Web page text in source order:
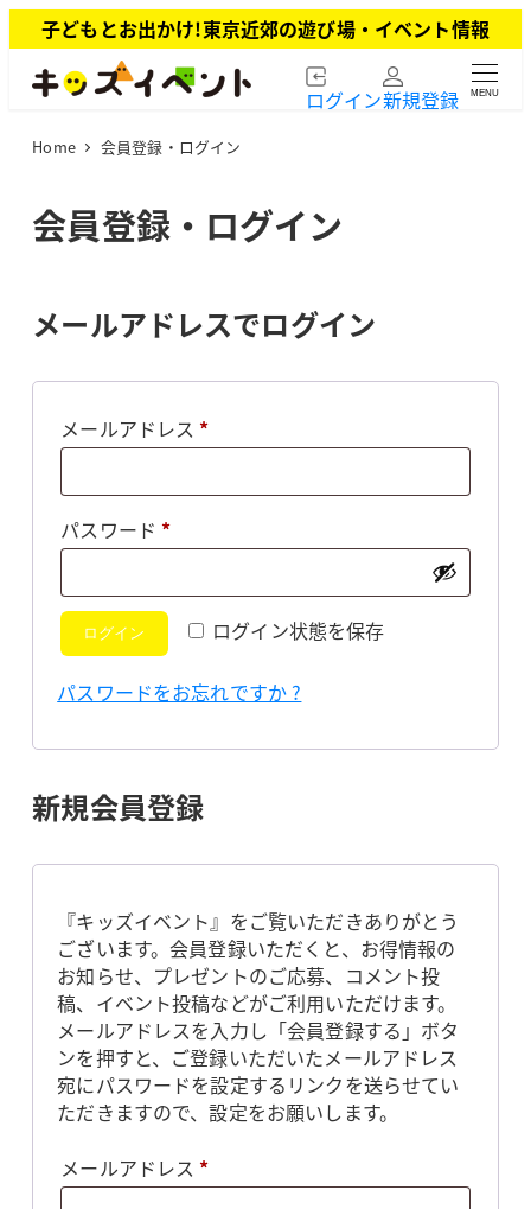
イ
子どもとお出かけ!東京近郊の遊び場・イベント情報
ログイン新規登録 MENU
Home 会員登録・ログイン
会員登録・ログイン
メールアドレスでログイン
メールアドレス *必
パスワード *必
ログイン状態を保存
ログイン
パスワードをお忘れですか ?
新規会員登録
『キッズイベント』をご覧いただきありがとう
ございます。会員登録いただくと、お得情報の
お知らせ、プレゼントのご応募、コメント投
稿、イベント投稿などがご利用いただけます。
メールアドレスを入力し「会員登録する」ボタ
ンを押すと、ご登録いただいたメールアドレス
宛にパスワードを設定するリンクを送らせてい
ただきますので、設定をお願いします。
メールアドレス *必